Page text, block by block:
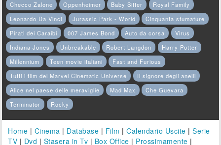
Checco Zalone
Oppenheimer Baby Sitter
Royal Family
Leonardo Da Vinci
Jurassic Park - World
Cinquanta sfumature
Pirati dei Caraibi
007 James Bond Auto da corsa
Virus
Indiana Jones
Unbreakable Robert Langdon
Harry Potter
Millennium
Teen movie italiani
Fast and Furious
Tutti i film del Marvel Cinematic Universe
Il signore degli anelli
Alice nel paese delle meraviglie
Mad Max
Che Guevara
Terminator
Rocky
Home | Cinema | Database | Film |Calendario Uscite |Serie
TV | Dvd | Stasera in Tv | Box Office | Prossimamente |